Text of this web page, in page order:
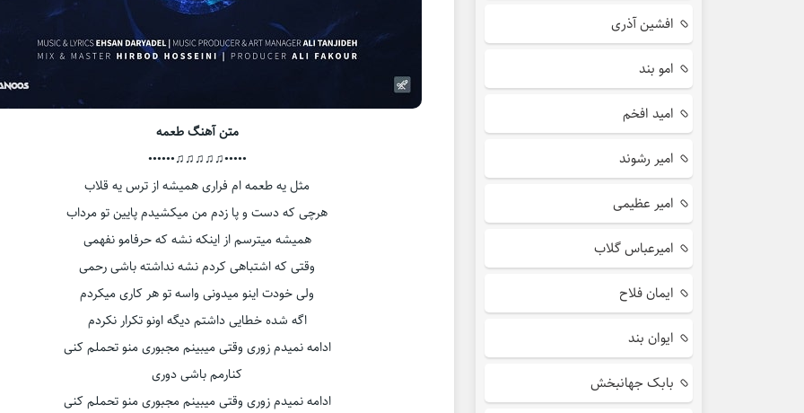
متن آهنگ طعمه
•••••♫♫♫♫♫••••••
مثل یه طعمه ام فراری همیشه از ترس یه قلاب
هرچی که دست و پا زدم من میکشیدم پایین تو مرداب
همیشه میترسم از اینکه نشه که حرفامو نفهمی
وقتی که اشتباهی کردم نشه نداشته باشی رحمی
ولی خودت اینو میدونی واسه تو هر کاری میکردم
اگه شده خطایی داشتم دیگه اونو تکرار نکردم
ادامه نمیدم زوری وقتی میبینم مجبوری منو تحملم کنی
کنارمم باشی دوری
ادامه نمیدم زوری وقتی میبینم مجبوری منو تحملم کنی
افشین آذری
امو بند
امید افخم
امیر رشوند
امیر عظیمی
امیرعباس گلاب
ایمان فلاح
ایوان بند
بابک جهانبخش